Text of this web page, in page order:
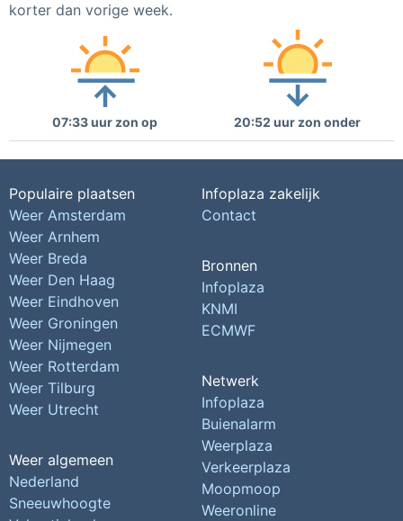
korter dan vorige week.
07:33 uur zon op 20:52 uur zon onder
Populaire plaatsen
Weer Amsterdam
Weer Arnhem
Weer Breda
Weer Den Haag
Weer Eindhoven
Weer Groningen
Weer Nijmegen
Weer Rotterdam
Weer Tilburg
Weer Utrecht
Weer algemeen
Nederland
Sneeuwhoogte
Infoplaza zakelijk
Contact
Bronnen
Infoplaza
KNMI
ECMWF
Netwerk
Infoplaza
Buienalarm
Weerplaza
Verkeerplaza
Moopmoop
Weeronline